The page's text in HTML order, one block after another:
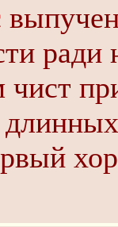
ради
чист